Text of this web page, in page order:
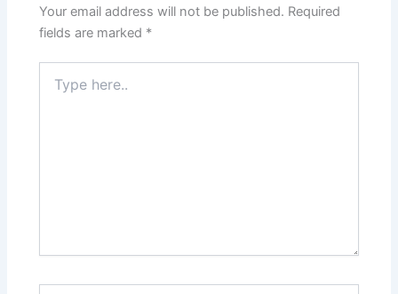
k
Your email address will not be published. Required
fields are marked *
here..